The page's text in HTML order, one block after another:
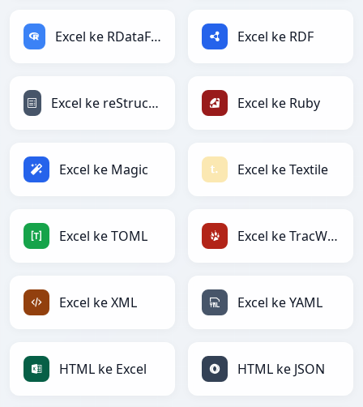
Excel ke RDataFrame Excel ke RDF
Excel ke reStructuredText Excel ke Ruby
Excel ke Magic Excel ke Textile
Excel ke TOML Excel ke TracWiki
Excel ke XML Excel ke YAML
HTML ke Excel HTML ke JSON